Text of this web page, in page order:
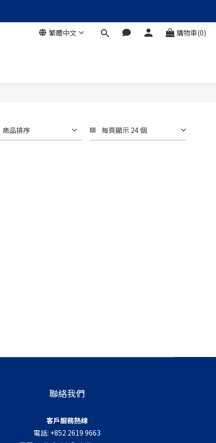
繁體中文 購物車(0)
商品排序 每頁顯示 24 個
聯絡我們
客戶服務熱線
電話: +852 2619 9663